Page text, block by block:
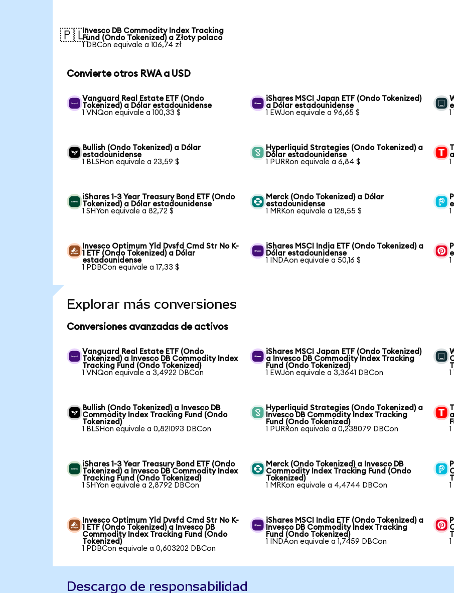
🇵🇱Invesco DB Commodity Index Tracking
Fund (Ondo Tokenized) a Złoty polaco
1 DBCon equivale a 106,74 zł
Convierte otros RWA a USD
Vanguard Real Estate ETF (Ondo
Tokenized) a Dólar estadounidense
1 VNQon equivale a 100,33 $
iShares MSCI Japan ETF (Ondo Tokenized)
a Dólar estadounidense
1 EWJon equivale a 96,65 $
Bullish (Ondo Tokenized) a Dólar
estadounidense
1 BLSHon equivale a 23,59 $
Hyperliquid Strategies (Ondo Tokenized) a
Dólar estadounidense
1 PURRon equivale a 6,84 $
iShares 1-3 Year Treasury Bond ETF (Ondo
Tokenized) a Dólar estadounidense
1 SHYon equivale a 82,72 $
Merck (Ondo Tokenized) a Dólar
estadounidense
1 MRKon equivale a 128,55 $
Invesco Optimum Yld Dvsfd Cmd Str No K-
1 ETF (Ondo Tokenized) a Dólar
estadounidense
1 PDBCon equivale a 17,33 $
iShares MSCI India ETF (Ondo Tokenized) a
Dólar estadounidense
1 INDAon equivale a 50,16 $
Explorar más conversiones
Conversiones avanzadas de activos
Vanguard Real Estate ETF (Ondo
Tokenized) a Invesco DB Commodity Index
Tracking Fund (Ondo Tokenized)
1 VNQon equivale a 3,4922 DBCon
iShares MSCI Japan ETF (Ondo Tokenized)
a Invesco DB Commodity Index Tracking
Fund (Ondo Tokenized)
1 EWJon equivale a 3,3641 DBCon
Bullish (Ondo Tokenized) a Invesco DB
Commodity Index Tracking Fund (Ondo
Tokenized)
1 BLSHon equivale a 0,821093 DBCon
Hyperliquid Strategies (Ondo Tokenized) a
Invesco DB Commodity Index Tracking
Fund (Ondo Tokenized)
1 PURRon equivale a 0,238079 DBCon
iShares 1-3 Year Treasury Bond ETF (Ondo
Tokenized) a Invesco DB Commodity Index
Tracking Fund (Ondo Tokenized)
1 SHYon equivale a 2,8792 DBCon
Merck (Ondo Tokenized) a Invesco DB
Commodity Index Tracking Fund (Ondo
Tokenized)
1 MRKon equivale a 4,4744 DBCon
Invesco Optimum Yld Dvsfd Cmd Str No K-
1 ETF (Ondo Tokenized) a Invesco DB
Commodity Index Tracking Fund (Ondo
Tokenized)
1 PDBCon equivale a 0,603202 DBCon
iShares MSCI India ETF (Ondo Tokenized) a
Invesco DB Commodity Index Tracking
Fund (Ondo Tokenized)
1 INDAon equivale a 1,7459 DBCon
Descargo de responsabilidad